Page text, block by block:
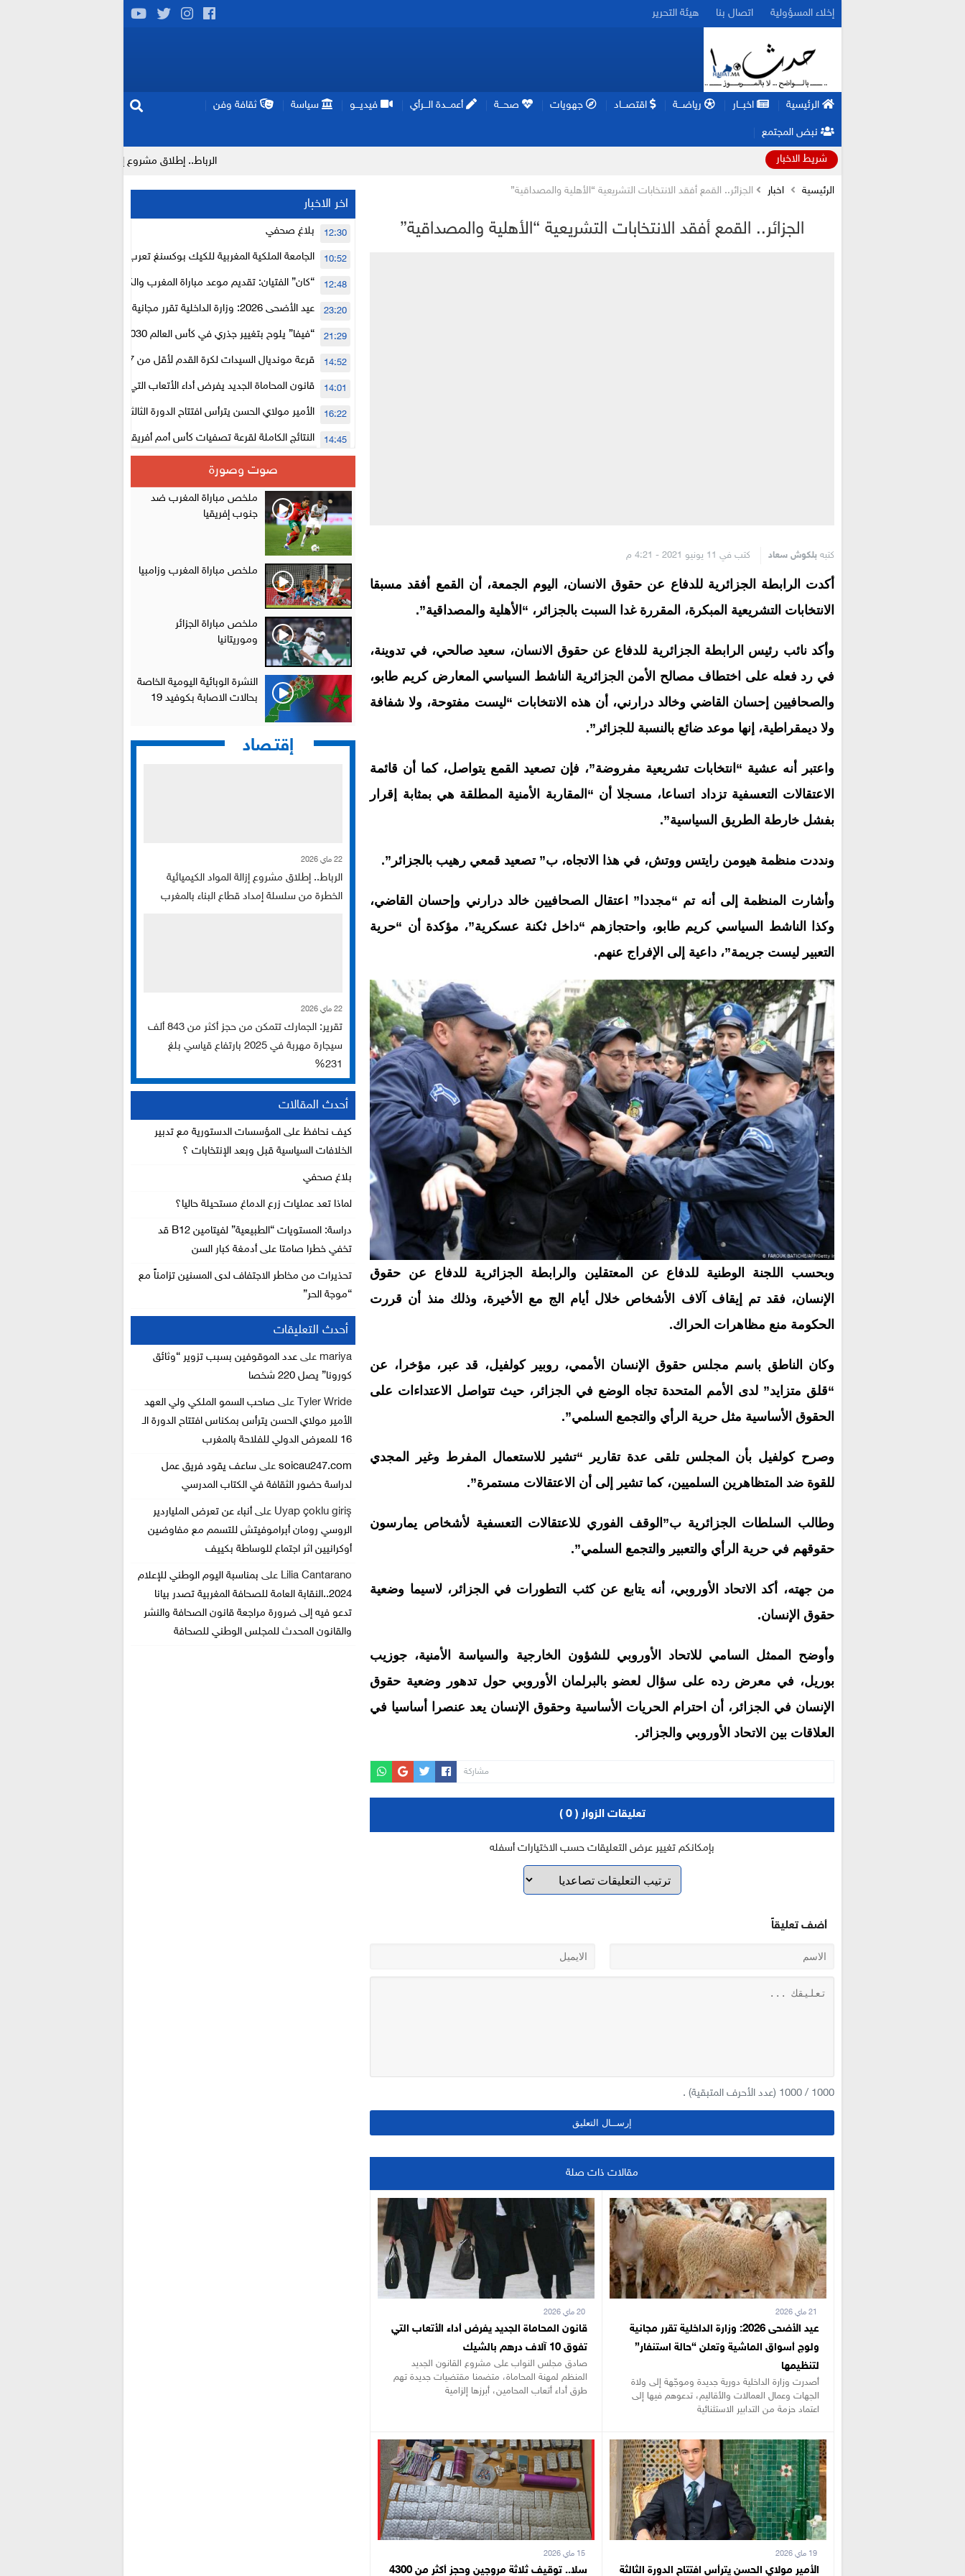
إخلاء المسؤولية اتصال بنا هيئة التحرير
الرئيسية اخبـــار رياضـــة اقتصـــاد جهويات صحـــة أعمـــدة الـــرأي فيديـــو سياسة ثقافة وفن
نبض المجتمع
شريط الاخبار الرباط.. إطلاق مشروع إزالة المواد الكيميائية الخطرة من سلسلة إمداد
الرئيسية اخبار الجزائر.. القمع أفقد الانتخابات التشريعية “الأهلية والمصداقية”
الجزائر.. القمع أفقد الانتخابات التشريعية “الأهلية والمصداقية”
كتبه بلكوش سعاد كتب في 11 يونيو 2021 - 4:21 م
أكدت الرابطة الجزائرية للدفاع عن حقوق الانسان، اليوم الجمعة، أن القمع أفقد مسبقا
الانتخابات التشريعية المبكرة، المقررة غدا السبت بالجزائر، “الأهلية والمصداقية”.
وأكد نائب رئيس الرابطة الجزائرية للدفاع عن حقوق الانسان، سعيد صالحي، في تدوينة،
في رد فعله على اختطاف مصالح الأمن الجزائرية الناشط السياسي المعارض كريم طابو،
والصحافيين إحسان القاضي وخالد درارني، أن هذه الانتخابات “ليست مفتوحة، ولا شفافة
ولا ديمقراطية، إنها موعد ضائع بالنسبة للجزائر”.
واعتبر أنه عشية “انتخابات تشريعية مفروضة”، فإن تصعيد القمع يتواصل، كما أن قائمة
الاعتقالات التعسفية تزداد اتساعا، مسجلا أن “المقاربة الأمنية المطلقة هي بمثابة إقرار
بفشل خارطة الطريق السياسية”.
ونددت منظمة هيومن رايتس ووتش، في هذا الاتجاه، ب” تصعيد قمعي رهيب بالجزائر”.
وأشارت المنظمة إلى أنه تم “مجددا” اعتقال الصحافيين خالد درارني وإحسان القاضي،
وكذا الناشط السياسي كريم طابو، واحتجازهم “داخل ثكنة عسكرية”، مؤكدة أن “حرية
التعبير ليست جريمة”، داعية إلى الإفراج عنهم.
وبحسب اللجنة الوطنية للدفاع عن المعتقلين والرابطة الجزائرية للدفاع عن حقوق
الإنسان، فقد تم إيقاف آلاف الأشخاص خلال أيام الج مع الأخيرة، وذلك منذ أن قررت
الحكومة منع مظاهرات الحراك.
وكان الناطق باسم مجلس حقوق الإنسان الأممي، روبير كولفيل، قد عبر، مؤخرا، عن
“قلق متزايد” لدى الأمم المتحدة تجاه الوضع في الجزائر، حيث تتواصل الاعتداءات على
الحقوق الأساسية مثل حرية الرأي والتجمع السلمي”.
وصرح كولفيل بأن المجلس تلقى عدة تقارير “تشير للاستعمال المفرط وغير المجدي
للقوة ضد المتظاهرين السلميين، كما تشير إلى أن الاعتقالات مستمرة”.
وطالب السلطات الجزائرية ب”الوقف الفوري للاعتقالات التعسفية لأشخاص يمارسون
حقوقهم في حرية الرأي والتعبير والتجمع السلمي”.
من جهته، أكد الاتحاد الأوروبي، أنه يتابع عن كثب التطورات في الجزائر، لاسيما وضعية
حقوق الإنسان.
وأوضح الممثل السامي للاتحاد الأوروبي للشؤون الخارجية والسياسة الأمنية، جوزيب
بوريل، في معرض رده على سؤال لعضو بالبرلمان الأوروبي حول تدهور وضعية حقوق
الإنسان في الجزائر، أن احترام الحريات الأساسية وحقوق الإنسان يعد عنصرا أساسيا في
العلاقات بين الاتحاد الأوروبي والجزائر.
مشاركة
تعليقات الزوار ( 0 )
بإمكانكم تغيير عرض التعليقات حسب الاختيارات أسفله
أضف تعليقاً
1000
/
1000 (عدد الأحرف المتبقية) .
مقالات ذات صلة
عيد الأضحى 2026: وزارة الداخلية تقرر مجانية
ولوج أسواق الماشية وتعلن “حالة استنفار”
لتنظيمها
أصدرت وزارة الداخلية دورية جديدة وموجّهة إلى ولاة
الجهات وعمال العمالات والأقاليم، تدعوهم فيها إلى
اعتماد حزمة من التدابير الاستثنائية
قانون المحاماة الجديد يفرض أداء الأتعاب التي
تفوق 10 آلاف درهم بالشيك
صادق مجلس النواب على مشروع القانون الجديد
المنظم لمهنة المحاماة، متضمنا مقتضيات جديدة تهم
طرق أداء أتعاب المحامين، أبرزها إلزامية
الأمير مولاي الحسن يترأس افتتاح الدورة الثالثة سلا.. توقيف ثلاثة مروجين وحجز أكثر من 4300
اخر الاخبار
بلاغ صحفي 12:30
الجامعة الملكية المغربية للكيك بوكسنغ تعرب عن ارتياحها للتجاوب الإيجابي
الأعلى للحسابات
10:52
“كان” الفتيان: تقديم موعد مباراة المغرب والكاميرون بسبب نهائي دوري 12:48
عيد الأضحى 2026: وزارة الداخلية تقرر مجانية ولوج أسواق الماشية وتعلن
لتنظيمها
23:20
“فيفا” يلوح بتغيير جذري في كأس العالم 2030 21:29
المستوى الأول
14:52
قانون المحاماة الجديد يفرض أداء الأتعاب التي تفوق 10 آلاف درهم بالشيك 14:01
الأمير مولاي الحسن يترأس افتتاح الدورة الثالثة من معرض المغرب لصناعة
الإلكترونية
16:22
النتائج الكاملة لقرعة تصفيات كأس أمم أفريقيا 2027 14:45
سلا.. توقيف ثلاثة مروجين وحجز أكثر من 4300 قرص مخدر وكوكايين وإكستازي
أقراص مهلوسة داخل فضاء للشيشة تستنفر شرطة أكادير 12:48
صوت وصورة
ملخص مباراة المغرب ضد
جنوب إفريقيا
ملخص مباراة المغرب وزامبيا
ملخص مباراة الجزائر
وموريتانيا
النشرة الوبائية اليومية الخاصة
بحالات الاصابة بكوفيد 19
إقتـصاد
22 ماي 2026
الرباط.. إطلاق مشروع إزالة المواد الكيميائية
الخطرة من سلسلة إمداد قطاع البناء بالمغرب
22 ماي 2026
تقرير: الجمارك تتمكن من حجز أكثر من 843 ألف
سيجارة مهربة في 2025 بارتفاع قياسي بلغ
231%
أحدث المقالات
كيف نحافظ على المؤسسات الدستورية مع تدبير
الخلافات السياسية قبل وبعد الإنتخابات ؟
بلاغ صحفي
لماذا تعد عمليات زرع الدماغ مستحيلة حاليا؟
دراسة: المستويات “الطبيعية” لفيتامين B12 قد
تخفي خطرا صامتا على أدمغة كبار السن
تحذيرات من مخاطر الاجتفاف لدى المسنين تزامناً مع
“موجة الحر”
أحدث التعليقات
mariya على عدد الموقوفين بسبب تزوير “وثائق
كورونا” يصل 220 شخصا
Tyler Wride على صاحب السمو الملكي ولي العهد
الأمير مولاي الحسن يترأس بمكناس افتتاح الدورة الـ
16 للمعرض الدولي للفلاحة بالمغرب
soicau247.comعلى ساعف يقود فريق عمل
لدراسة حضور الثقافة في الكتاب المدرسي
Uyap çoklu giriş على أنباء عن تعرض الملياردير
الروسي رومان أبراموفيتش للتسمم مع مفاوضين
أوكرانيين اثر اجتماع للوساطة بكييف
Lilia Cantarano على بمناسبة اليوم الوطني للإعلام
2024..النقابة العامة للصحافة المغربية تصدر بيانا
تدعو فيه إلى ضرورة مراجعة قانون الصحافة والنشر
والقانون المحدث للمجلس الوطني للصحافة